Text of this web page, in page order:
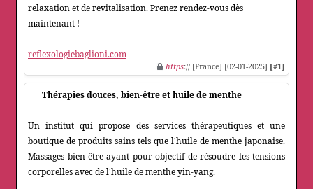
relaxation et de revitalisation. Prenez rendez-vous dès
maintenant !
reflexologiebaglioni.com
https:// [France] [02-01-2025] [#1]
Thérapies douces, bien-être et huile de menthe
Un institut qui propose des services thérapeutiques et une
boutique de produits sains tels que l'huile de menthe japonaise.
Massages bien-être ayant pour objectif de résoudre les tensions
corporelles avec de l'huile de menthe yin-yang.